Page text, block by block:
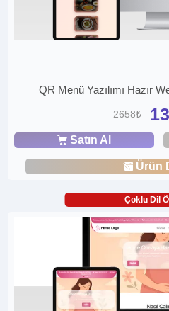
QR Menü Yazılımı Hazır
2658₺
Satın Al
Ürün
Çoklu Dil